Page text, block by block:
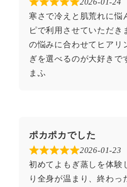
2026-01-24
寒さで冷えと肌荒れに悩
ピで利用させていただき
の悩みに合わせてヒアリ
ぎを選べるのが大好きで
まふ
ポカポカでした
2026-01-23
初めてよもぎ蒸しを体験
り全身が温まり、終わっ